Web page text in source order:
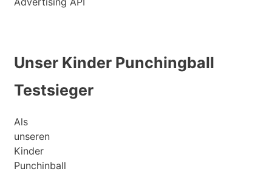
Unser Kinder Punchingball
Testsieger
Als
unseren
Kinder
Punchinball